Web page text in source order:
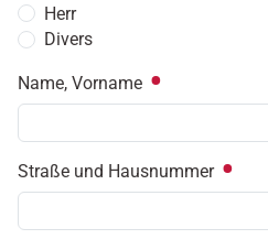
Herr
Divers
Name, Vorname
Straße und Hausnummer